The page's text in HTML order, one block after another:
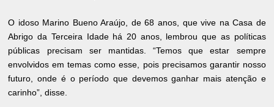
O idoso Marino Bueno Araújo, de 68 anos, que vive na Casa de
Abrigo da Terceira Idade há 20 anos, lembrou que as políticas
públicas precisam ser mantidas. “Temos que estar sempre
envolvidos em temas como esse, pois precisamos garantir nosso
futuro, onde é o período que devemos ganhar mais atenção e
carinho”, disse.